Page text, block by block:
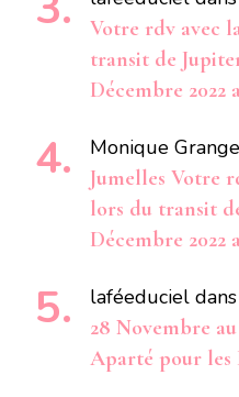
Votre rdv avec
transit de
Décembre 2022
Monique
Jumelles Votre
lors du transit
Décembre 2022
laféeduciel dans
28 Novembre
Aparté pour les